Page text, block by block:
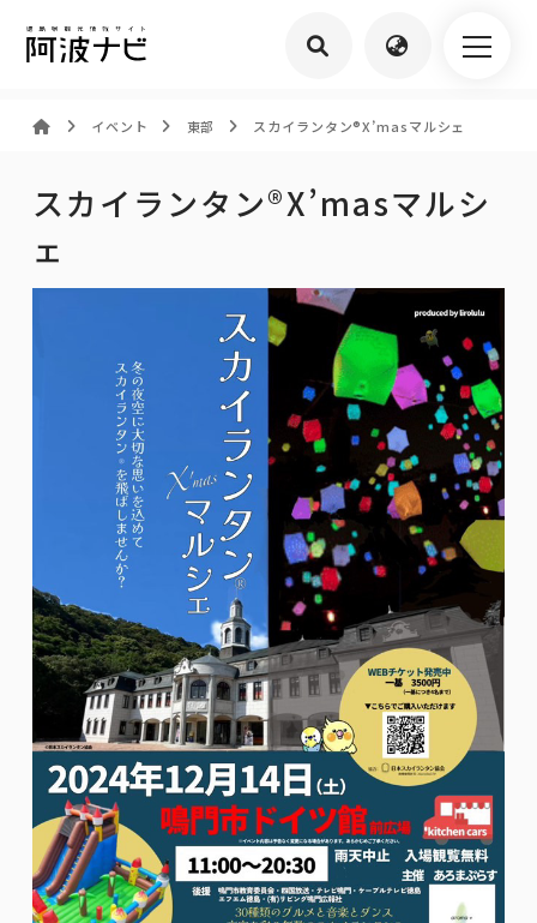
イベント 東部 スカイランタン®︎X’masマルシェ
スカイランタン®︎X’masマルシ
ェ